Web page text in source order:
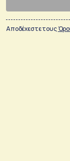
Αποδέχεστε τους